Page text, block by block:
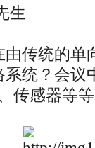
生
由传统的单
系统？会议
传感器等等